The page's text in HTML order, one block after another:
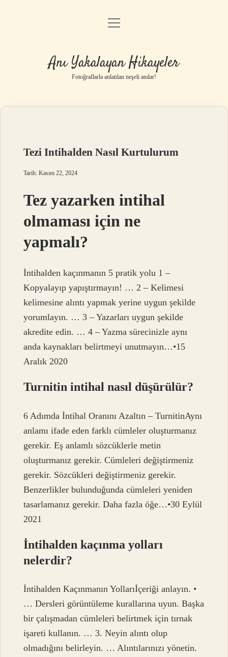
Anasayfa
Yasal Uyarı
menüyü
Anı Yakalayan Hikayeler
Fotoğraflarla anlatılan neşeli anılar!
Tezi Intihalden Nasıl Kurtulurum
Tarih: Kasım 22, 2024
Tez yazarken intihal
olmaması için ne
yapmalı?
İntihalden kaçınmanın 5 pratik yolu 1 –
Kopyalayıp yapıştırmayın! … 2 – Kelimesi
kelimesine alıntı yapmak yerine uygun şekilde
yorumlayın. … 3 – Yazarları uygun şekilde
akredite edin. … 4 – Yazma sürecinizle aynı
anda kaynakları belirtmeyi unutmayın…•15
Aralık 2020
Turnitin intihal nasıl düşürülür?
6 Adımda İntihal Oranını Azaltın – TurnitinAynı
anlamı ifade eden farklı cümleler oluşturmanız
gerekir. Eş anlamlı sözcüklerle metin
oluşturmanız gerekir. Cümleleri değiştirmeniz
gerekir. Sözcükleri değiştirmeniz gerekir.
Benzerlikler bulunduğunda cümleleri yeniden
tasarlamanız gerekir. Daha fazla öğe…•30 Eylül
2021
İntihalden kaçınma yolları
nelerdir?
İntihalden Kaçınmanın Yollarıİçeriği anlayın. •
… Dersleri görüntüleme kurallarına uyun. Başka
bir çalışmadan cümleleri belirtmek için tırnak
işareti kullanın. … 3. Neyin alıntı olup
olmadığını belirleyin. … Alıntılarınızı yönetin.